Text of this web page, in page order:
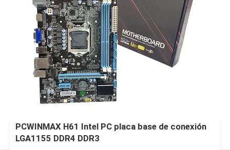
PCWINMAX H61 Intel PC placa base de conexión
LGA1155 DDR4 DDR3